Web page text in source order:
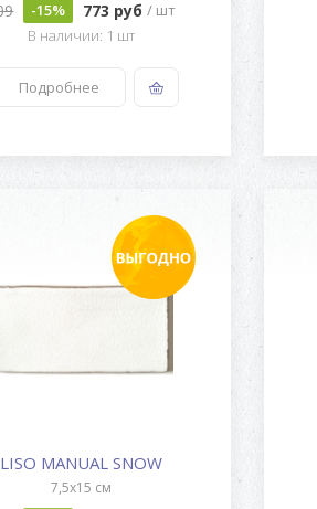
-15% 773 руб/ шт
В наличии: 1 шт
Подробнее
LISO MANUAL SNOW
7,5x15 см